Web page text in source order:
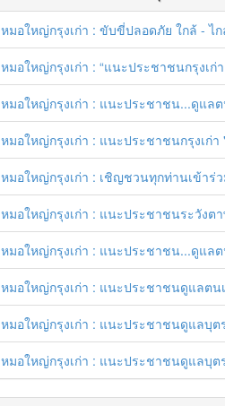
หมอใหญ่กรุงเก่า : ขับขี่ปลอดภัย ใกล้ - ไกล สวมหมว
หมอใหญ่กรุงเก่า : “แนะประชาชนกรุงเก่า สงกรานต์ร่วมขับ
หมอใหญ่กรุงเก่า : แนะประชาชน...ดูแลตนเอง...“รับมือ
หมอใหญ่กรุงเก่า : แนะประชาชนกรุงเก่า "สงกรานต์ขับขี่ป
หมอใหญ่กรุงเก่า : เชิญชวนทุกท่านเข้าร่วมกิจกรรมวิ่งเพื่อสุขภาพ 7เมษายน
หมอใหญ่กรุงเก่า : แนะประชาชนระวังตาพร่า ปวดศีรษะ ชาครึ่งซีก เสี่ยงอัมพฤก
หมอใหญ่กรุงเก่า : แนะประชาชน...ดูแลตนเองให้ห่างไกลโรค...ใน
หมอใหญ่กรุงเก่า : แนะประชาชนดูแลตนเองให้ห่างไก
หมอใหญ่กรุงเก่า : แนะประชาชนดูแลบุตรหลาน ป้องกันเด็กจมน้ำตายในช่
หมอใหญ่กรุงเก่า : แนะประชาชนดูแลบุตรหลาน ป้องกันเด็กจมน้ำตายในช่